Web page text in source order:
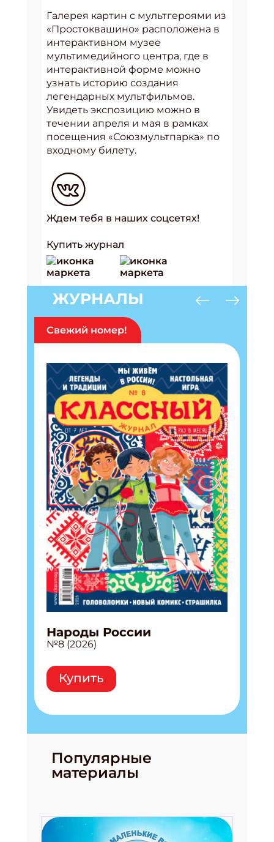
Галерея картин с мультгероями из
«Простоквашино» расположена в
интерактивном музее
мультимедийного центра, где в
интерактивной форме можно
узнать историю создания
легендарных мультфильмов.
Увидеть экспозицию можно в
течении апреля и мая в рамках
посещения «Союзмультпарка» по
входному билету.
Ждем тебя в наших соцсетях!
Купить журнал
ЖУРНАЛЫ
Свежий номер!
Народы России
№8 (2026)
Купить
Популярные
материалы